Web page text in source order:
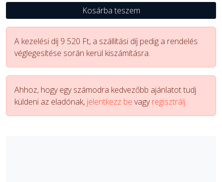
Kosárba teszem
A kezelési díj 9 520 Ft, a szállítási díj pedig a rendelés
véglegesítése során kerül kiszámításra.
Ahhoz, hogy egy számodra kedvezőbb ajánlatot tudj
küldeni az eladónak, jelentkezz be vagyregisztrálj.